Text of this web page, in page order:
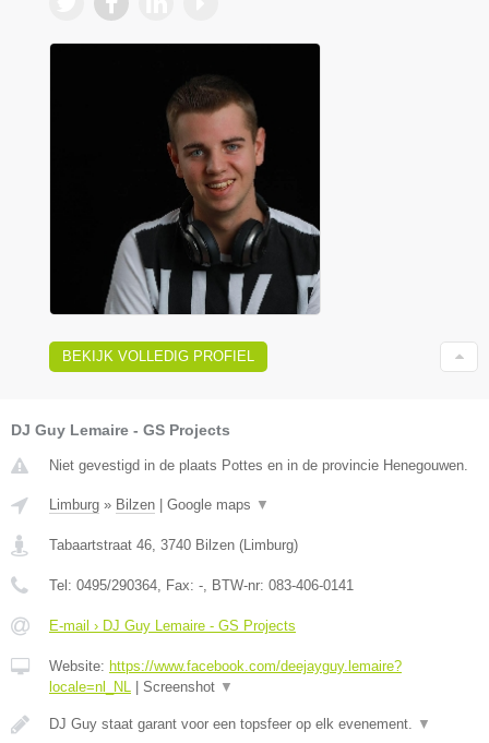
BEKIJK VOLLEDIG PROFIEL
DJ Guy Lemaire - GS Projects
Niet gevestigd in de plaats Pottes en in de provincie Henegouwen.
Limburg » Bilzen | Google maps ▼
Tabaartstraat 46 3740 Bilzen (Limburg)
Tel: 0495/290364 , Fax: - , BTW-nr: 083-406-0141
E-mail › DJ Guy Lemaire - GS Projects
Website: https://www.facebook.com/deejayguy.lemaire?
locale=nl_NL | Screenshot ▼
DJ Guy staat garant voor een topsfeer op elk evenement. ▼